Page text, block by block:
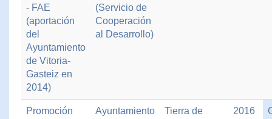
- FAE
(aportación
del
Ayuntamiento
de Vitoria-
Gasteiz en
2014)
(Servicio de
Cooperación
al Desarrollo)
Promoción
Ayuntamiento
Tierra de
2016